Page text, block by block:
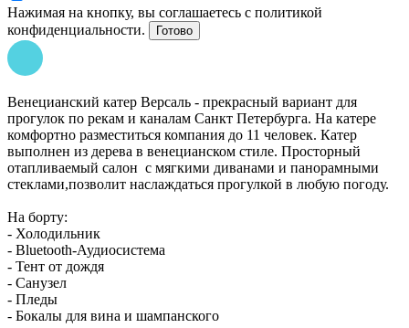
Нажимая на кнопку, вы соглашаетесь с политикой
конфиденциальности.
Готово
Венецианский катер Версаль - прекрасный вариант для
прогулок по рекам и каналам Санкт Петербурга. На катере
комфортно разместиться компания до 11 человек. Катер
выполнен из дерева в венецианском стиле. Просторный
отапливаемый салон с мягкими диванами и панорамными
стеклами,позволит наслаждаться прогулкой в любую погоду.
На борту:
- Холодильник
- Bluetooth-Аудиосистема
- Тент от дождя
- Санузел
- Пледы
- Бокалы для вина и шампанского